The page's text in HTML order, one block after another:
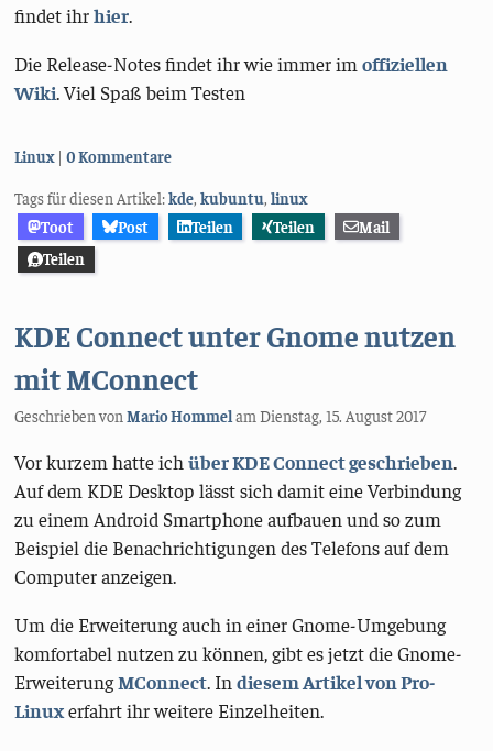
findet ihrhier.
Die Release-Notes findet ihr wie immer imoffiziellen
Wiki. Viel Spaß beim Testen
Kategorien:
Linux 0 Kommentare
Tags für diesen Artikel:kde,kubuntu,linux
Toot
Post Teilen Teilen
Mail
Teilen
KDE Connect unter Gnome nutzen
mit MConnect
Geschrieben vonMario HommelamDienstag, 15. August 2017
Vor kurzem hatte ichüber KDE Connect geschrieben.
Auf dem KDE Desktop lässt sich damit eine Verbindung
zu einem Android Smartphone aufbauen und so zum
Beispiel die Benachrichtigungen des Telefons auf dem
Computer anzeigen.
Um die Erweiterung auch in einer Gnome-Umgebung
komfortabel nutzen zu können, gibt es jetzt die Gnome-
ErweiterungMConnect. Indiesem Artikel von Pro-
Linuxerfahrt ihr weitere Einzelheiten.